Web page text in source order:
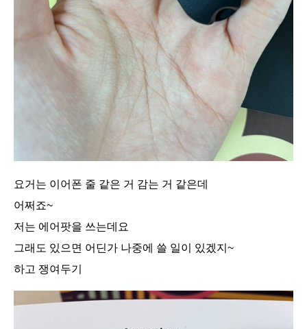
요거는 이어폰 줄 같은 거 감는 거 같은데
어쩌죠~
저는 에어팟을 쓰는데요
그래도 있으면 어딘가 나중에 쓸 일이 있겠지~
하고 쟁여두기